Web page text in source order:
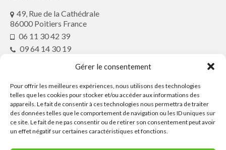
Gérer le consentement
Pour offrir les meilleures expériences, nous utilisons des technologies
telles que les cookies pour stocker et/ou accéder aux informations des
appareils. Le fait de consentir à ces technologies nous permettra de traiter
des données telles que le comportement de navigation ou les ID uniques sur
ce site. Le fait de ne pas consentir ou de retirer son consentement peut avoir
un effet négatif sur certaines caractéristiques et fonctions.
49, Rue de la Cathédrale
86000 Poitiers France
06 11 30 42 39
09 64 14 30 19
Partenaires
Ressources